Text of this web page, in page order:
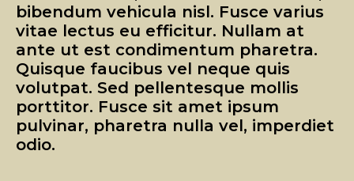
bibendum vehicula nisl. Fusce varius
vitae lectus eu efficitur. Nullam at
ante ut est condimentum pharetra.
Quisque faucibus vel neque quis
volutpat. Sed pellentesque mollis
porttitor. Fusce sit amet ipsum
pulvinar, pharetra nulla vel, imperdiet
odio.